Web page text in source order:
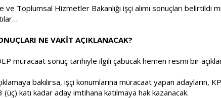
ve Toplumsal Hizmetler Bakanlığı işçi alımı sonuçları belirtildi
NE VAKİT AÇIKLANACAK?
müracaat sonuç tarihiyle ilgili çabucak hemen resmi bir
bakılırsa, işçi konumlarına müracaat yapan adayların,
3 (üç) katı kadar aday imtihana katılmaya hak kazanacak.